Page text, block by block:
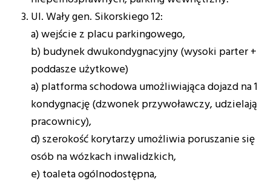
Ul. Wały gen. Sikorskiego 12:
a) wejście z placu parkingowego,
b) budynek dwukondygnacyjny (wysoki parter +
poddasze użytkowe)
a) platforma schodowa umożliwiająca dojazd na 1
kondygnację (dzwonek przywoławczy, udzielają
pracownicy),
d) szerokość korytarzy umożliwia poruszanie się
osób na wózkach inwalidzkich,
e) toaleta ogólnodostępna,